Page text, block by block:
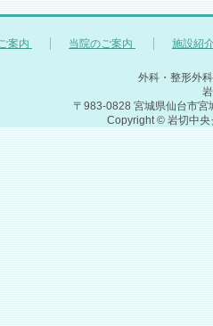
案内 当院のご案内 施設紹
外科・整形外
〒983-0828 宮城県仙台市
Copyright © 岩切中央